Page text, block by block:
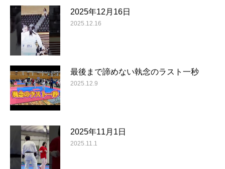
2025年12月16日
2025.12.16
最後まで諦めない執念のラスト一秒
2025.12.9
2025年11月1日
2025.11.1